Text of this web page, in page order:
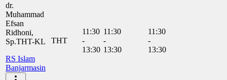
dr.
Muhammad
Efsan
Ridhoni,
Sp.THT-KL
RS Islam
Banjarmasin
THT
11:30
-
13:30
11:30
-
13:30
11:30
-
13:30